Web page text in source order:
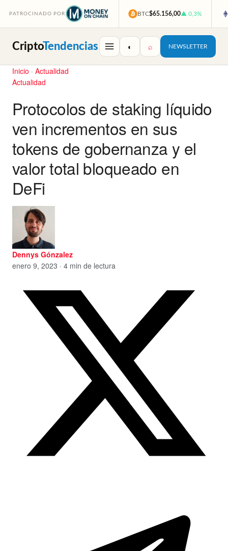
PATROCINADO POR BTC$65.156,00▲ 0,3%
CriptoTendencias ◐ ⌕ NEWSLETTER
Inicio · Actualidad
Actualidad
Protocolos de staking líquido
ven incrementos en sus
tokens de gobernanza y el
valor total bloqueado en
DeFi
Dennys Gónzalez
enero 9, 2023 · 4 min de lectura